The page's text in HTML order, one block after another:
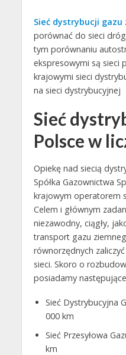
Sieć dystrybucji gazu
porównać do sieci
tym porównaniu
ekspresowymi są sieci
krajowymi sieci
na sieci dystrybucyjnej
Sieć
Polsce w
Opiekę nad siecią
Spółka Gazownictwa
krajowym operatorem
Celem i głównym
niezawodny, ciągły,
transport gazu
równorzędnych
sieci. Skoro o
posiadamy
Sieć Dystrybucyjna
000 km
Sieć Przesyłowa
km